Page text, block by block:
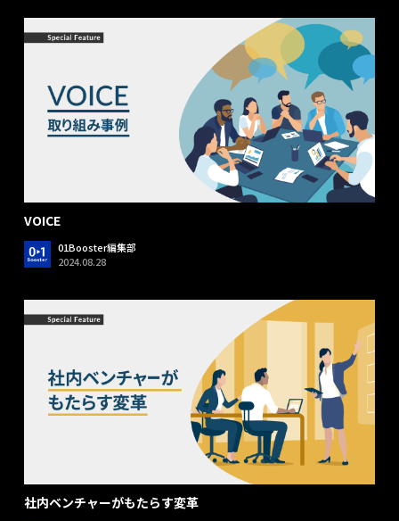
VOICE
01Booster編集部
2024.08.28
社内ベンチャーがもたらす変革